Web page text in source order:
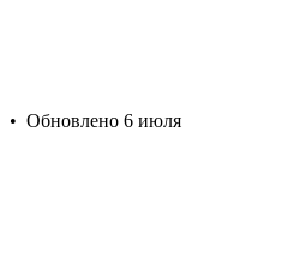
• Обновлено 6 июля